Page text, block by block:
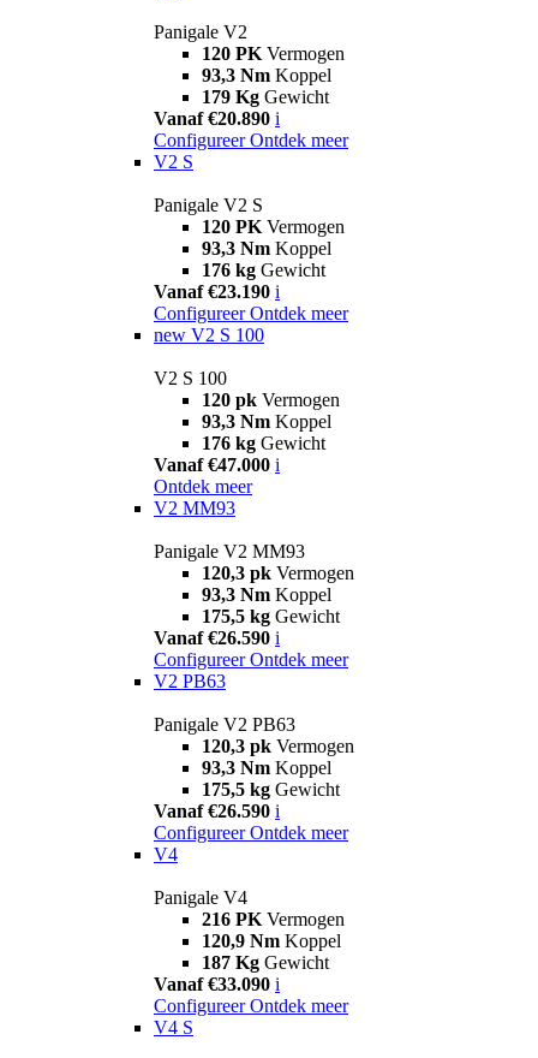
Panigale V2
120 PK Vermogen
93,3 Nm Koppel
179 Kg Gewicht
Vanaf €20.890 i
Configureer Ontdek meer
V2 S
Panigale V2 S
120 PK Vermogen
93,3 Nm Koppel
176 kg Gewicht
Vanaf €23.190 i
Configureer Ontdek meer
new V2 S 100
V2 S 100
120 pk Vermogen
93,3 Nm Koppel
176 kg Gewicht
Vanaf €47.000 i
Ontdek meer
V2 MM93
Panigale V2 MM93
120,3 pk Vermogen
93,3 Nm Koppel
175,5 kg Gewicht
Vanaf €26.590 i
Configureer Ontdek meer
V2 PB63
Panigale V2 PB63
120,3 pk Vermogen
93,3 Nm Koppel
175,5 kg Gewicht
Vanaf €26.590 i
Configureer Ontdek meer
V4
Panigale V4
216 PK Vermogen
120,9 Nm Koppel
187 Kg Gewicht
Vanaf €33.090 i
Configureer Ontdek meer
V4 S